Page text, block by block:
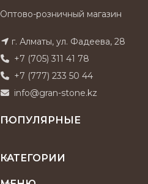
Оптово-розничный магазин
г. Алматы, ул. Фадеева, 28
+7 (705) 311 41 78
+7 (777) 233 50 44
info@gran-stone.kz
ПОПУЛЯРНЫЕ
КАТЕГОРИИ